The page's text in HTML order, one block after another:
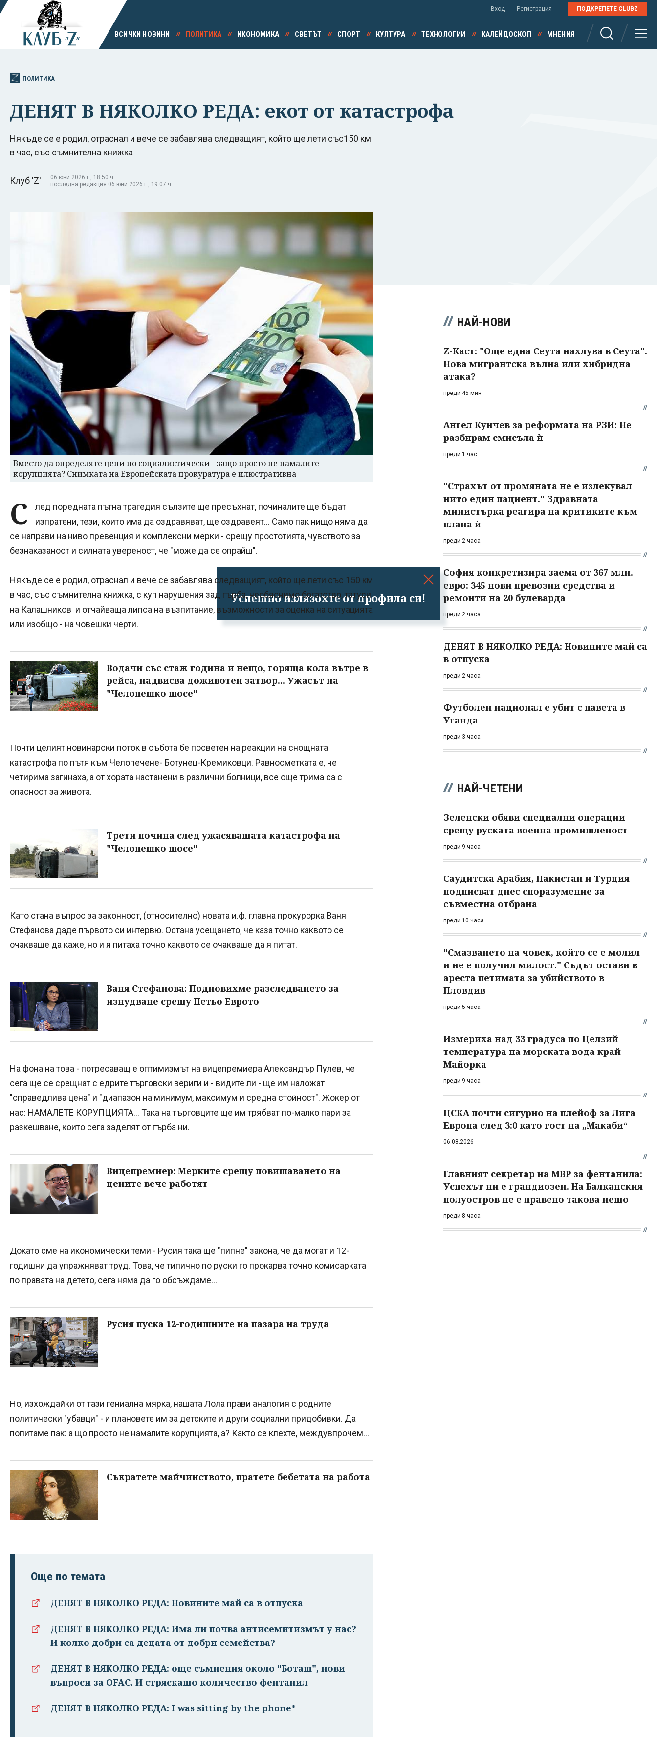
Успешно излязохте от профила си!
Вход Регистрация ПОДКРЕПЕТЕ CLUBZ
ВСИЧКИ НОВИНИ ПОЛИТИКА ИКОНОМИКА СВЕТЪТ СПОРТ КУЛТУРА ТЕХНОЛОГИИ КАЛЕЙДОСКОП МНЕНИЯ
ПОЛИТИКА
ДЕНЯТ В НЯКОЛКО РЕДА: екот от катастрофа
Някъде се е родил, отраснал и вече се забавлява следващият, който ще лети със150 км
в час, със съмнителна книжка
Клуб 'Z'
06 юни 2026 г., 18:50 ч.
последна редакция 06 юни 2026 г., 19:07 ч.
Вместо да определяте цени по социалистически - защо просто не намалите
корупцията? Снимката на Европейската прокуратура е илюстративна
С
лед поредната пътна трагедия сълзите ще пресъхнат, починалите ще бъдат
изпратени, тези, които има да оздравяват, ще оздравеят... Само пак нищо няма да
се направи на ниво превенция и комплексни мерки - срещу простотията, чувството за
безнаказаност и силната увереност, че "може да се опрайш".
Някъде се е родил, отраснал и вече се забавлява следващият, който ще лети със 150 км
в час, със съмнителна книжка, с куп нарушения зад гърба, необяснимо богатство, татуси
на Калашников и отчайваща липса на възпитание, възможности за оценка на ситуацията
или изобщо - на човешки черти.
Водачи със стаж година и нещо, горяща кола вътре в
рейса, надвисва доживотен затвор... Ужасът на
"Челопешко шосе"
Почти целият новинарски поток в събота бе посветен на реакции на снощната
катастрофа по пътя към Челопечене- Ботунец-Кремиковци. Равносметката е, че
четирима загинаха, а от хората настанени в различни болници, все още трима са с
опасност за живота.
Трети почина след ужасяващата катастрофа на
"Челопешко шосе"
Като стана въпрос за законност, (относително) новата и.ф. главна прокурорка Ваня
Стефанова даде първото си интервю. Остана усещането, че каза точно каквото се
очакваше да каже, но и я питаха точно каквото се очакваше да я питат.
Ваня Стефанова: Подновихме разследването за
изнудване срещу Петьо Еврото
На фона на това - потресаващ е оптимизмът на вицепремиера Александър Пулев, че
сега ще се срещнат с едрите търговски вериги и - видите ли - ще им наложат
"справедлива цена" и "диапазон на минимум, максимум и средна стойност". Жокер от
нас: НАМАЛЕТЕ КОРУПЦИЯТА... Така на търговците ще им трябват по-малко пари за
разкешване, които сега заделят от гърба ни.
Вицепремиер: Мерките срещу повишаването на
цените вече работят
Докато сме на икономически теми - Русия така ще "пипне" закона, че да могат и 12-
годишни да упражняват труд. Това, че типично по руски го прокарва точно комисарката
по правата на детето, сега няма да го обсъждаме...
Русия пуска 12-годишните на пазара на труда
Но, изхождайки от тази гениална мярка, нашата Лола прави аналогия с родните
политически "убавци" - и плановете им за детските и други социални придобивки. Да
попитаме пак: а що просто не намалите корупцията, а? Както се клехте, междувпрочем...
Съкратете майчинството, пратете бебетата на работа
Още по темата
ДЕНЯТ В НЯКОЛКО РЕДА: Новините май са в отпуска
ДЕНЯТ В НЯКОЛКО РЕДА: Има ли почва антисемитизмът у нас?
И колко добри са децата от добри семейства?
ДЕНЯТ В НЯКОЛКО РЕДА: още съмнения около "Боташ", нови
въпроси за OFAC. И стряскащо количество фентанил
ДЕНЯТ В НЯКОЛКО РЕДА: I was sitting by the phone*
НАЙ-НОВИ
Z-Каст: "Още една Сеута нахлува в Сеута".
Нова мигрантска вълна или хибридна
атака?
преди 45 мин
Ангел Кунчев за реформата на РЗИ: Не
разбирам смисъла ѝ
преди 1 час
"Страхът от промяната не е излекувал
нито един пациент." Здравната
министърка реагира на критиките към
плана ѝ
преди 2 часа
София конкретизира заема от 367 млн.
евро: 345 нови превозни средства и
ремонти на 20 булеварда
преди 2 часа
ДЕНЯТ В НЯКОЛКО РЕДА: Новините май са
в отпуска
преди 2 часа
Футболен национал е убит с павета в
Уганда
преди 3 часа
НАЙ-ЧЕТЕНИ
Зеленски обяви специални операции
срещу руската военна промишленост
преди 9 часа
Саудитска Арабия, Пакистан и Турция
подписват днес споразумение за
съвместна отбрана
преди 10 часа
"Смазването на човек, който се е молил
и не е получил милост." Съдът остави в
ареста петимата за убийството в
Пловдив
преди 5 часа
Измериха над 33 градуса по Целзий
температура на морската вода край
Майорка
преди 9 часа
ЦСКА почти сигурно на плейоф за Лига
Европа след 3:0 като гост на „Макаби“
06.08.2026
Главният секретар на МВР за фентанила:
Успехът ни е грандиозен. На Балканския
полуостров не е правено такова нещо
преди 8 часа